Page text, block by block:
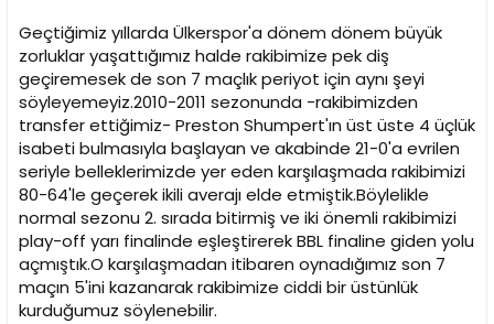
Geçtiğimiz yıllarda Ülkerspor'a dönem dönem büyük
zorluklar yaşattığımız halde rakibimize pek diş
geçiremesek de son 7 maçlık periyot için aynı şeyi
söyleyemeyiz.2010-2011 sezonunda -rakibimizden
transfer ettiğimiz- Preston Shumpert'ın üst üste 4 üçlük
isabeti bulmasıyla başlayan ve akabinde 21-0'a evrilen
seriyle belleklerimizde yer eden karşılaşmada rakibimizi
80-64'le geçerek ikili averajı elde etmiştik.Böylelikle
normal sezonu 2. sırada bitirmiş ve iki önemli rakibimizi
play-off yarı finalinde eşleştirerek BBL finaline giden yolu
açmıştık.O karşılaşmadan itibaren oynadığımız son 7
maçın 5'ini kazanarak rakibimize ciddi bir üstünlük
kurduğumuz söylenebilir.